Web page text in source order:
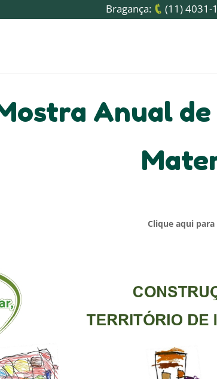
Bragança: (11) 4031-
Anual
Clique aqui